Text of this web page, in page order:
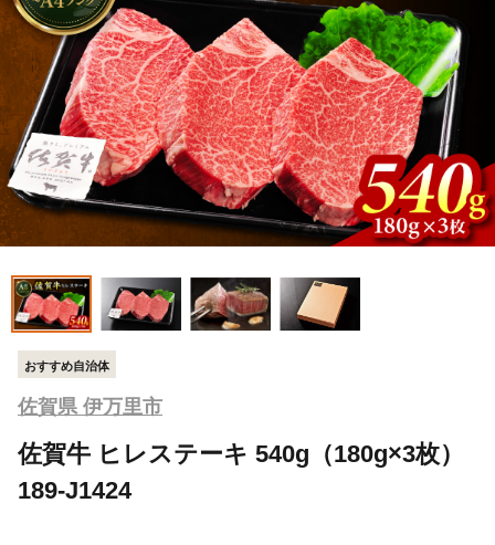
おすすめ自治体
佐賀県 伊万里市
佐賀牛 ヒレステーキ 540g（180g×3枚）
189-J1424